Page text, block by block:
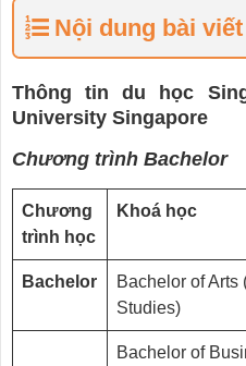
Nội dung bài viết
Thông tin du học
University Singapore
Chương trình Bachelor
Chương
trình học
Khoá học
Bachelor
Bachelor of
Studies)
Bachelor of